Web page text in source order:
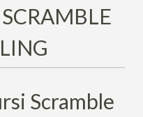
Scramble